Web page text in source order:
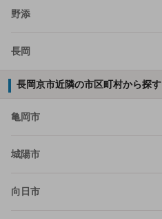
野添
長岡
長岡京市近隣の市区町村から探す
亀岡市
城陽市
向日市